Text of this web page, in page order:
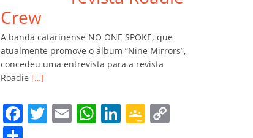
m
Crew
A banda catarinense NO ONE SPOKE, que
atualmente promove o álbum “Nine Mirrors”,
concedeu uma entrevista para a revista
Roadie […]
F T E W Li G